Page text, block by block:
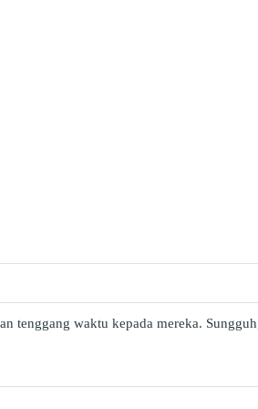
tenggang waktu kepada mereka.